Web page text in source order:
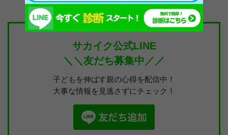
サカイク公式LINE
＼＼友だち募集中／／
子どもを伸ばす親の心得を配信中！
大事な情報を見逃さずにチェック！